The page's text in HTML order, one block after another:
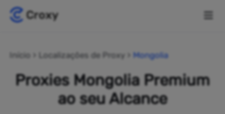
Início Localizações de Proxy Mongolia
Proxies Mongolia Premium
ao seu Alcance